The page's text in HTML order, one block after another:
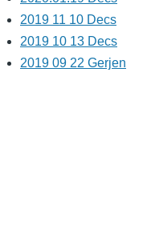
2019 11 10 Decs
2019 10 13 Decs
2019 09 22 Gerjen